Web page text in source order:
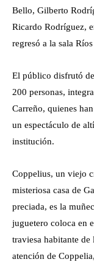
Bello, Gilberto
Ricardo Rodríguez,
regresó a la sala
El público disfrutó
200 personas,
Carreño, quienes
un espectáculo de
institución.
Coppelius, un viejo
misteriosa casa de
preciada, es la
juguetero coloca en
traviesa habitante
atención de